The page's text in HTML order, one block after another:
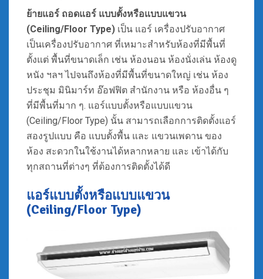
ย้ายแอร์ ถอดแอร์ แบบตั้งหรือแบบแขวน
(Ceiling/Floor Type) เป็น แอร์ เครื่องปรับอากาศ
เป็นเครื่องปรับอากาศ ที่เหมาะสำหรับห้องที่มีพื้นที่
ตั้งแต่ พื้นที่ขนาดเล็ก เช่น ห้องนอน ห้องนั่งเล่น ห้องดู
หนัง ฯลฯ ไปจนถึงห้องที่มีพื้นที่ขนาดใหญ่ เช่น ห้อง
ประชุม มินิมาร์ท อ๊อฟฟิต สำนักงาน หรือ ห้องอื่น ๆ
ที่มีพื้นที่มาก ๆ. แอร์แบบตั้งหรือแบบแขวน
(Ceiling/Floor Type) นั้น สามารถเลือกการติดตั้งแอร์
สองรูปแบบ คือ แบบตั้งพื้น และ แขวนเพดาน ของ
ห้อง สะดวกในใช้งานได้หลากหลาย และ เข้าได้กับ
ทุกสถานที่ต่างๆ ที่ต้องการติดตั้งได้ดี
แอร์แบบตั้งหรือแบบแขวน
(Ceiling/Floor Type)